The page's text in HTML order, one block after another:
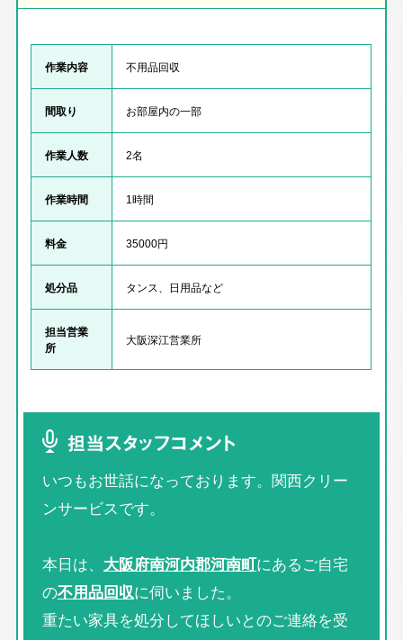
作業内容 不用品回収
間取り お部屋内の一部
作業人数 2名
作業時間 1時間
料金 35000円
処分品 タンス、日用品など
担当営業
所
大阪深江営業所
担当スタッフコメント
いつもお世話になっております。関西クリー
ンサービスです。
本日は、 大阪府南河内郡河南町にあるご自宅
の不用品回収に伺いました。
重たい家具を処分してほしいとのご連絡を受